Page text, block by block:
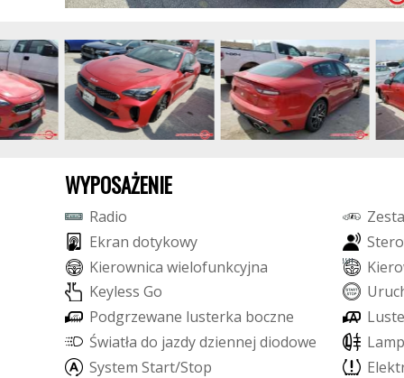
WYPOSAŻENIE
Radio Zesta
Ekran dotykowy Stero
Kierownica wielofunkcyjna Kiero
Keyless Go Uruc
Podgrzewane lusterka boczne Luste
Światła do jazdydziennej diodowe D Lamp
System Start/Stop Elekt